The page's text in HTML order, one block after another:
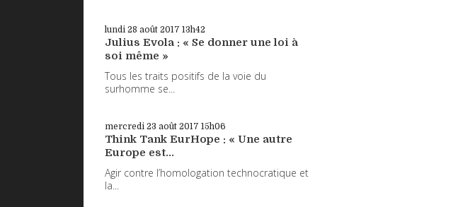
lundi 28 août 2017 13h42
Julius Evola : « Se donner une loi à
soi même »
Tous les traits positifs de la voie du
surhomme se...
mercredi 23 août 2017 15h06
Think Tank EurHope : « Une autre
Europe est...
Agir contre l’homologation technocratique et
la...